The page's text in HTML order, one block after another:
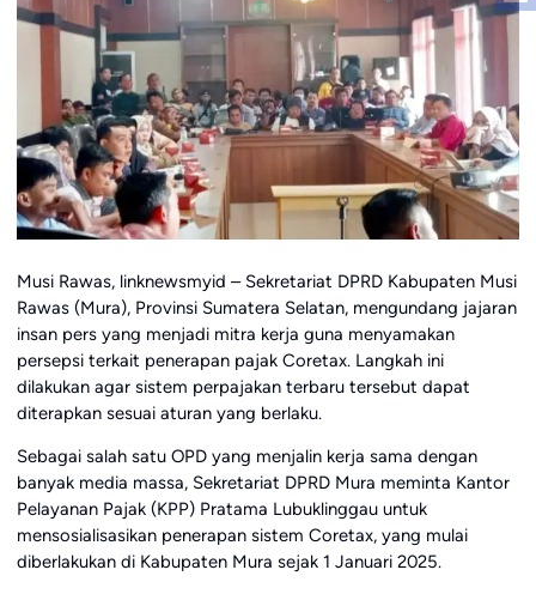
Musi Rawas, linknewsmyid – Sekretariat DPRD Kabupaten Musi
Rawas (Mura), Provinsi Sumatera Selatan, mengundang jajaran
insan pers yang menjadi mitra kerja guna menyamakan
persepsi terkait penerapan pajak Coretax. Langkah ini
dilakukan agar sistem perpajakan terbaru tersebut dapat
diterapkan sesuai aturan yang berlaku.
Sebagai salah satu OPD yang menjalin kerja sama dengan
banyak media massa, Sekretariat DPRD Mura meminta Kantor
Pelayanan Pajak (KPP) Pratama Lubuklinggau untuk
mensosialisasikan penerapan sistem Coretax, yang mulai
diberlakukan di Kabupaten Mura sejak 1 Januari 2025.